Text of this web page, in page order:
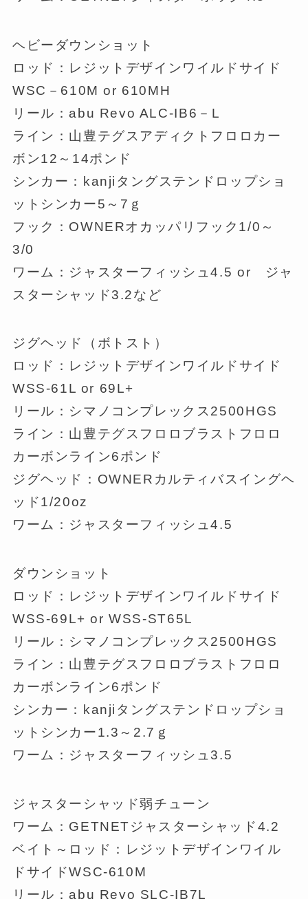
ヘビーダウンショット
ロッド：レジットデザインワイルドサイド
WSC－610M or 610MH
リール：abu Revo ALC-IB6－L
ライン：山豊テグスアディクトフロロカー
ボン12～14ポンド
シンカー：kanjiタングステンドロップショ
ットシンカー5～7ｇ
フック：OWNERオカッパリフック1/0～
3/0
ワーム：ジャスターフィッシュ4.5 or ジャ
スターシャッド3.2など
ジグヘッド（ボトスト）
ロッド：レジットデザインワイルドサイド
WSS-61L or 69L+
リール：シマノコンプレックス2500HGS
ライン：山豊テグスフロロブラストフロロ
カーボンライン6ポンド
ジグヘッド：OWNERカルティバスイングヘ
ッド1/20oz
ワーム：ジャスターフィッシュ4.5
ダウンショット
ロッド：レジットデザインワイルドサイド
WSS-69L+ or WSS-ST65L
リール：シマノコンプレックス2500HGS
ライン：山豊テグスフロロブラストフロロ
カーボンライン6ポンド
シンカー：kanjiタングステンドロップショ
ットシンカー1.3～2.7ｇ
ワーム：ジャスターフィッシュ3.5
ジャスターシャッド弱チューン
ワーム：GETNETジャスターシャッド4.2
ベイト～ロッド：レジットデザインワイル
ドサイドWSC-610M
リール：abu Revo SLC-IB7L